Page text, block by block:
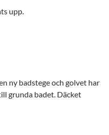
upp.
ny badstege och golvet har
grunda badet. Däcket